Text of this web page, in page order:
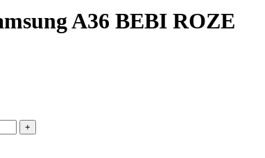
A36 BEBI ROZE